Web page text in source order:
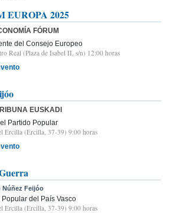
EUROPA 2025
FÓRUM
del Consejo Europeo
Real (Plaza de Isabel II, s/n) 12:00 horas
EUSKADI
Partido Popular
Ercilla (Ercilla, 37-39) 9:00 horas
Núñez Feijóo
del País Vasco
Ercilla (Ercilla, 37-39) 9:00 horas